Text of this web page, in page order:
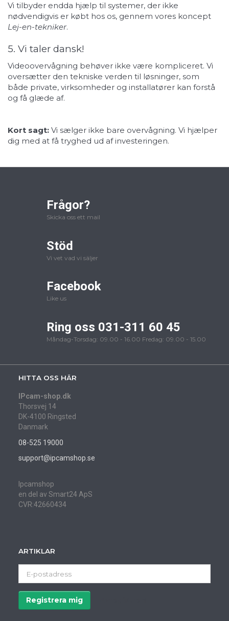
Vi tilbyder endda hjælp til systemer, der ikke
nødvendigvis er købt hos os, gennem vores koncept
Lej-en-tekniker.
5. Vi taler dansk!
Videoovervågning behøver ikke være kompliceret. Vi
oversætter den tekniske verden til løsninger, som
både private, virksomheder og installatører kan forstå
og få glæde af.
Kort sagt: Vi sælger ikke bare overvågning. Vi hjælper
dig med at få tryghed ud af investeringen.
Frågor?
Skicka oss ett mail
Stöd
Vi vet vad vi säljer
Facebook
Like us
Ring oss 031-311 60 45
Måndag-Torsdag: 09.00 - 16.00 Fredag: 09.00 - 15.00
HITTA OSS HÄR
IPcam-shop.dk
Thorsvej 14
DK-4100 Ringsted
Danmark
08-525 19000
support@ipcamshop.se
Ipcamshop
en del av Smart24 ApS
CVR:42660434
ARTIKLAR
postadress
Registrera mig